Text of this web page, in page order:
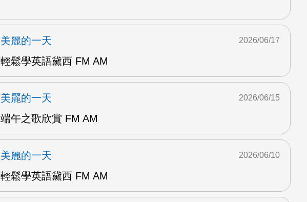
美麗的一天
輕鬆學英語黛西 FM AM
2026/06/17
美麗的一天
端午之歌欣賞 FM AM
2026/06/15
美麗的一天
輕鬆學英語黛西 FM AM
2026/06/10